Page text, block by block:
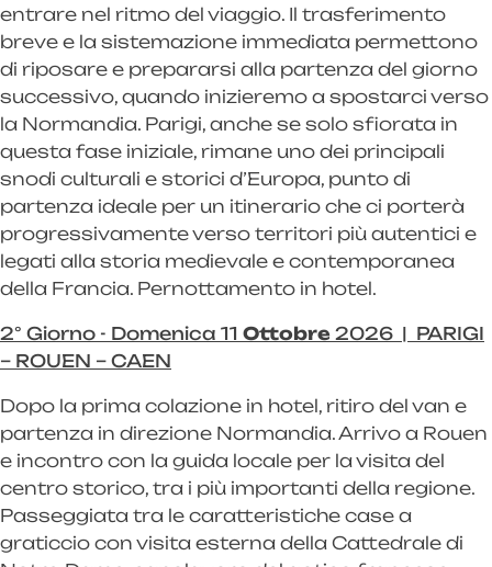
entrare nel ritmo del viaggio. Il trasferimento
breve e la sistemazione immediata permettono
di riposare e prepararsi alla partenza del giorno
successivo, quando inizieremo a spostarci verso
la Normandia. Parigi, anche se solo sfiorata in
questa fase iniziale, rimane uno dei principali
snodi culturali e storici d’Europa, punto di
partenza ideale per un itinerario che ci porterà
progressivamente verso territori più autentici e
legati alla storia medievale e contemporanea
della Francia. Pernottamento in hotel.
2° Giorno - Domenica 11 Ottobre 2026 | PARIGI
– ROUEN – CAEN
Dopo la prima colazione in hotel, ritiro del van e
partenza in direzione Normandia. Arrivo a Rouen
e incontro con la guida locale per la visita del
centro storico, tra i più importanti della regione.
Passeggiata tra le caratteristiche case a
graticcio con visita esterna della Cattedrale di